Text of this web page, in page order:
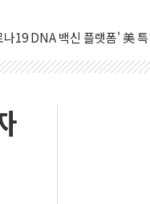
공공기관 이전' 대응 '맞손'
상승폭 커졌지만 고가
대대적 인상 계획...업계 파
영업익 14.2% 감소…"온라